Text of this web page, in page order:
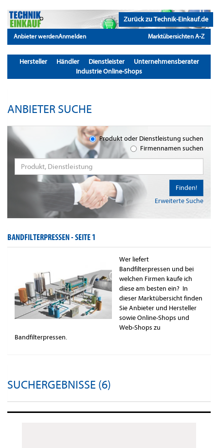
Zurück zu Technik-Einkauf.de
Anbieter werdenAnmelden Marktübersichten A-Z
Hersteller Händler Dienstleister
Unternehmensberater
Industrie Online-Shops
ANBIETER SUCHE
Produkt oder Dienstleistung suchen
Firmennamen suchen
Erweiterte Suche
Finden!
BANDFILTERPRESSEN -SEITE 1
Wer liefert
Bandfilterpressen und bei
welchen Firmen kaufe ich
diese am besten ein? In
dieser Marktübersicht finden
Sie Anbieter und Hersteller
sowie Online-Shops und
Web-Shops zu
Bandfilterpressen.
SUCHERGEBNISSE (6)